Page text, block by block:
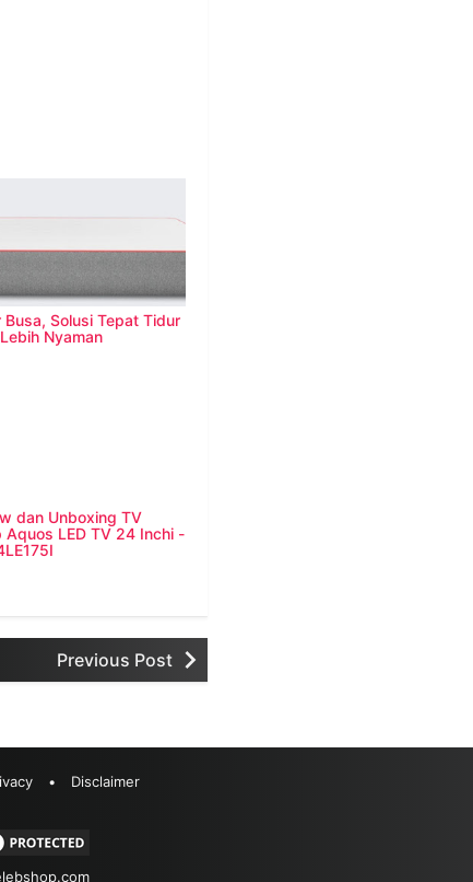
Busa, Solusi Tepat Tidur
Nyaman
dan Unboxing TV
Aquos LED TV 24 Inchi -
Previous Post
• Disclaimer